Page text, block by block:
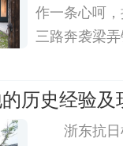
作一条心呵
三路奔袭梁
区党委、三
历史经验及
浙东抗